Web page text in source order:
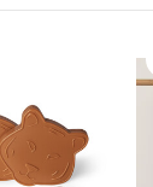
بالكامل يوصى